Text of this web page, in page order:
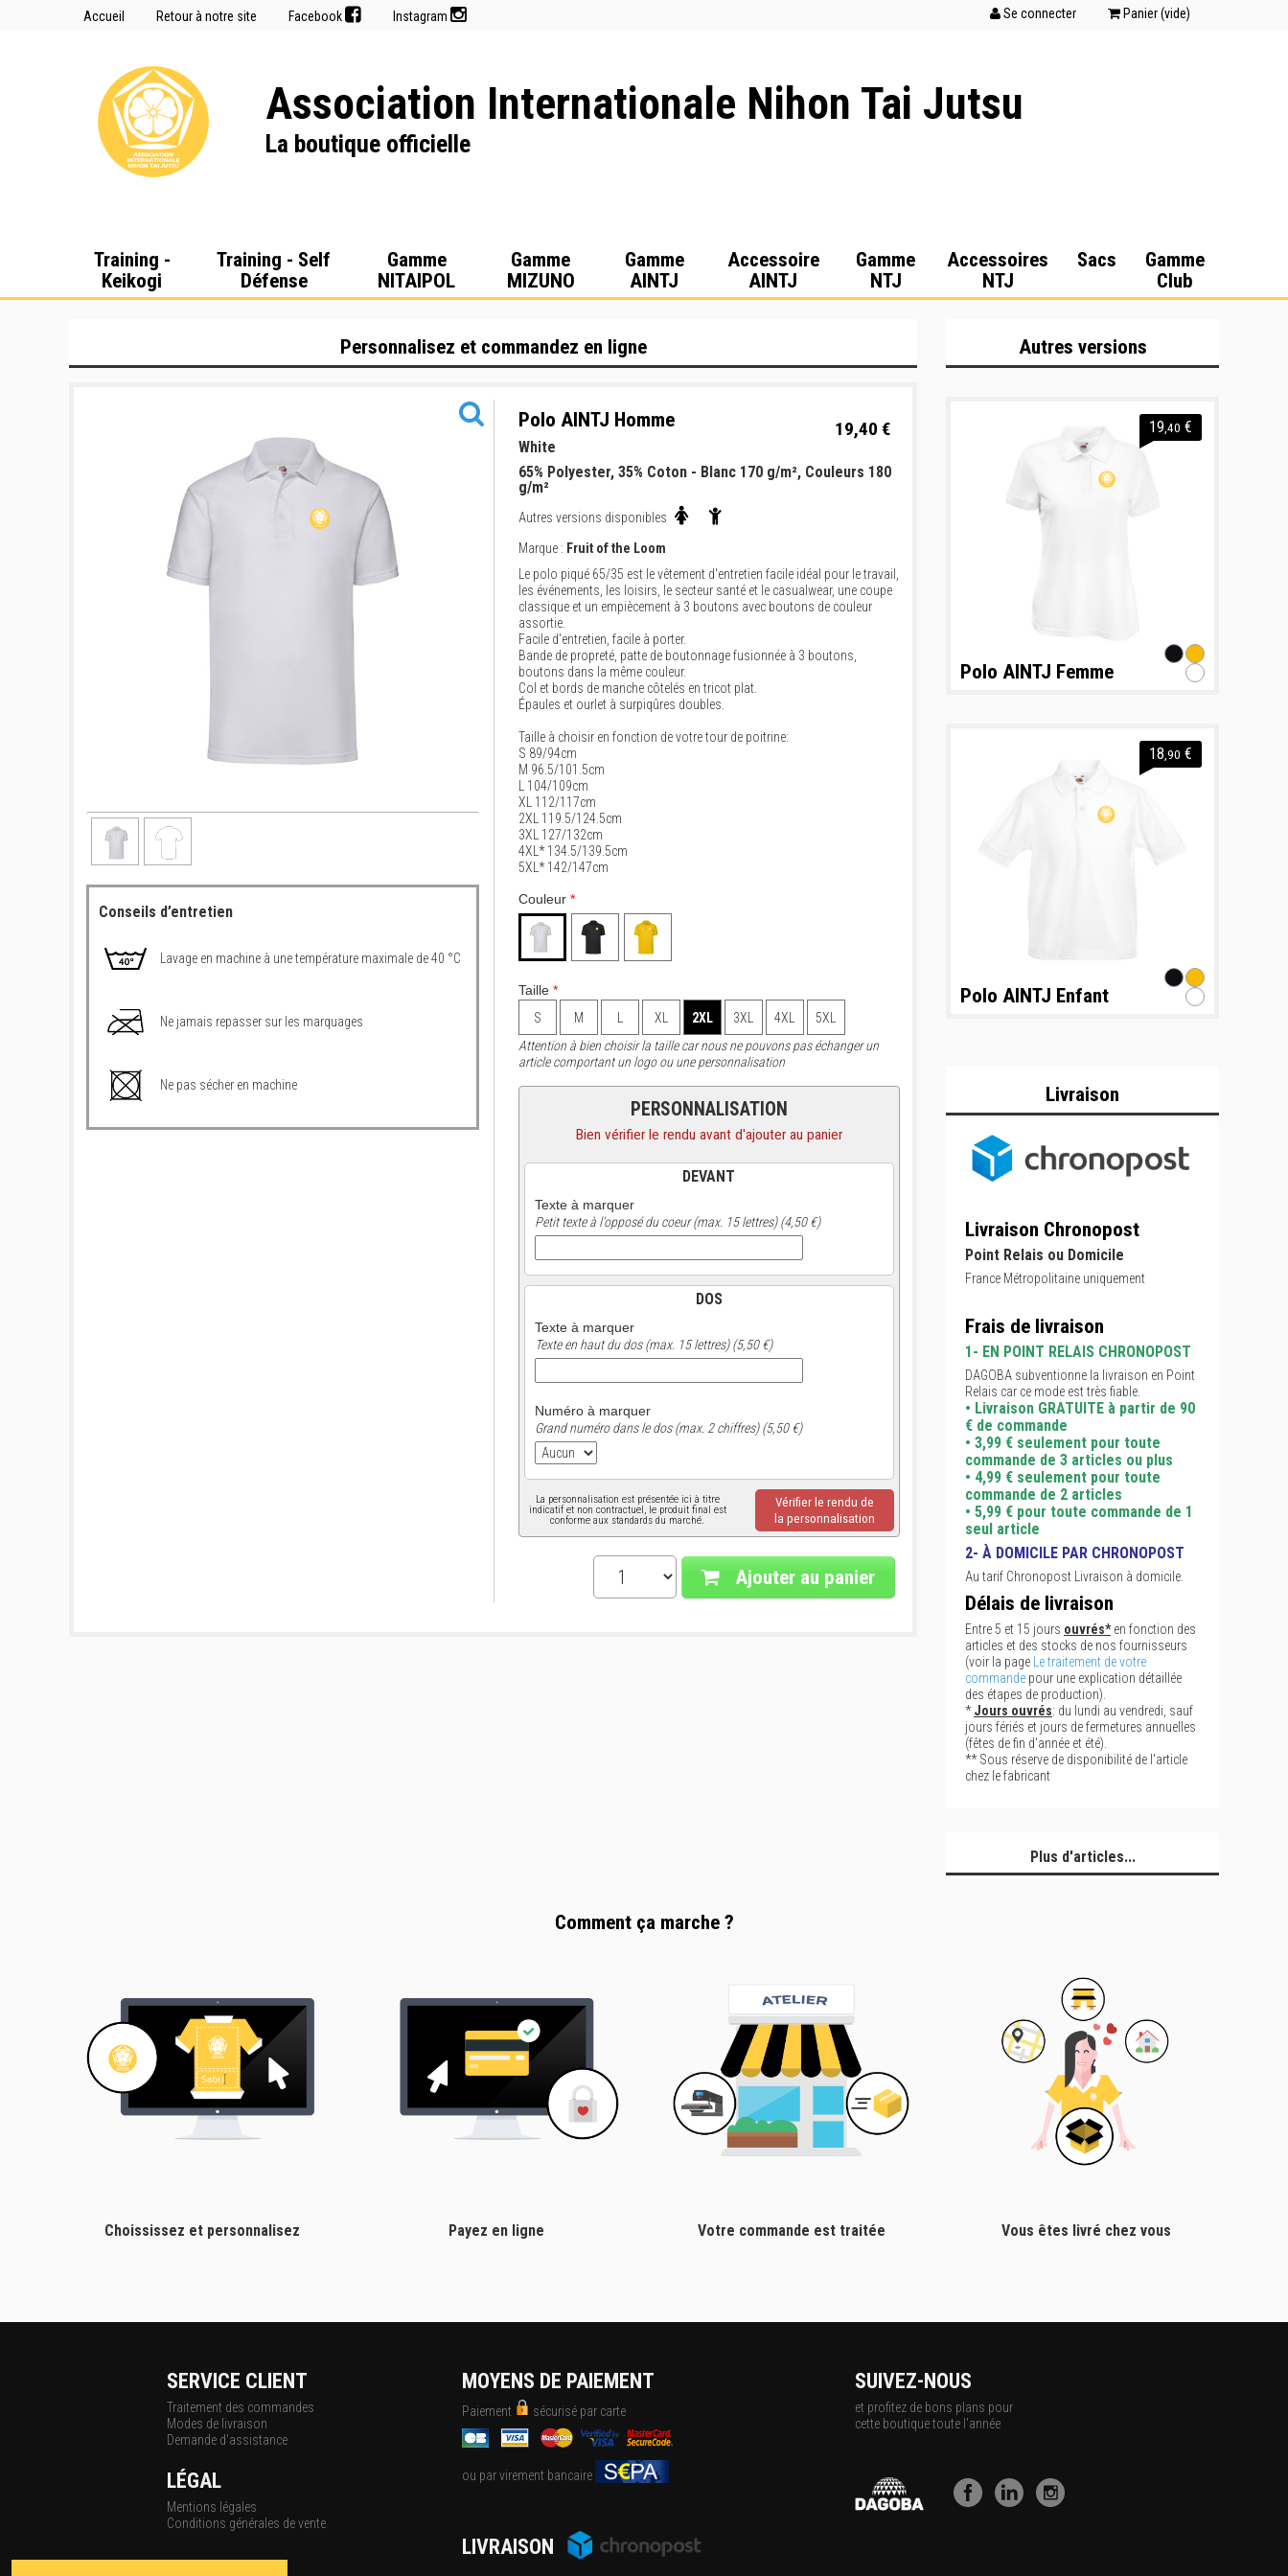
Accueil Retour à notre site Facebook Instagram Se connecter Panier (vide)
Association Internationale Nihon Tai Jutsu
La boutique officielle
Training -
Keikogi
Training - Self
Défense
Gamme
NITAIPOL
Gamme
MIZUNO
Gamme
AINTJ
Accessoire
AINTJ
Gamme
NTJ
Accessoires
NTJ
Sacs
Gamme
Club
Personnalisez et commandez en ligne
Conseils d’entretien
Lavage en machine à une température maximale de 40 °C
Ne jamais repasser sur les marquages
Ne pas sécher en machine
Polo AINTJ Homme 19,40 €
White
65% Polyester, 35% Coton - Blanc 170 g/m², Couleurs 180
g/m²
Autres versions disponibles
Marque : Fruit of the Loom
Le polo piqué 65/35 est le vêtement d'entretien facile idéal pour le travail,
les événements, les loisirs, le secteur santé et le casualwear, une coupe
classique et un empiècement à 3 boutons avec boutons de couleur
assortie.
Facile d'entretien, facile à porter.
Bande de propreté, patte de boutonnage fusionnée à 3 boutons,
boutons dans la même couleur.
Col et bords de manche côtelés en tricot plat.
Épaules et ourlet à surpiqûres doubles.
Taille à choisir en fonction de votre tour de poitrine:
S 89/94cm
M 96.5/101.5cm
L 104/109cm
XL 112/117cm
2XL 119.5/124.5cm
3XL 127/132cm
4XL* 134.5/139.5cm
5XL* 142/147cm
Couleur*
Taille *
S
M XL 2XL 3XL 4XL
5XL
Attention à bien choisir la taille car nous ne pouvons pas échanger un
article comportant un logo ou une personnalisation
PERSONNALISATION
Bien vérifier le rendu avant d'ajouter au panier
DEVANT
Texte à marquer
Petit texte à l'opposé du coeur (max. 15 lettres) (4,50 €)
DOS
Texte à marquer
Texte en haut du dos (max. 15 lettres) (5,50 €)
Numéro à marquer
Grand numéro dans le dos (max. 2 chiffres) (5,50 €)
La personnalisation est présentée ici à titre
indicatif et non contractuel, le produit final est
conforme aux standards du marché.
Vérifier le rendu de
la personnalisation
Ajouter au panier
Autres versions
19 ,40 €
Polo AINTJ Femme
18 ,90 €
Polo AINTJ Enfant
Livraison
Livraison Chronopost
Point Relais ou Domicile
France Métropolitaine uniquement
Frais de livraison
1- EN POINT RELAIS CHRONOPOST
DAGOBA subventionne la livraison en Point
Relais car ce mode est très fiable.
• Livraison GRATUITE à partir de 90
€ de commande
• 3,99 € seulement pour toute
commande de 3 articles ou plus
• 4,99 € seulement pour toute
commande de 2 articles
• 5,99 € pour toute commande de 1
seul article
2- À DOMICILE PAR CHRONOPOST
Au tarif Chronopost Livraison à domicile.
Délais de livraison
Entre 5 et 15 jours ouvrés*en fonction des
articles et des stocks de nos fournisseurs
(voir la page
Le traitement de votre
commande pour une explication détaillée
des étapes de production).
*Jours ouvrés: du lundi au vendredi, sauf
jours fériés et jours de fermetures annuelles
(fêtes de fin d'année et été).
** Sous réserve de disponibilité de l'article
chez le fabricant
Plus d'articles...
Comment ça marche ?
Choississez et personnalisez Payez en ligne Votre commande est traitée Vous êtes livré chez vous
SERVICE CLIENT
Traitement des commandes
Modes de livraison
Demande d'assistance
LÉGAL
Mentions légales
Conditions générales de vente
MOYENS DE PAIEMENT
Paiement sécurisé par carte
ou par virement bancaire
LIVRAISON
SUIVEZ-NOUS
et profitez de bons plans pour
cette boutique toute l'année